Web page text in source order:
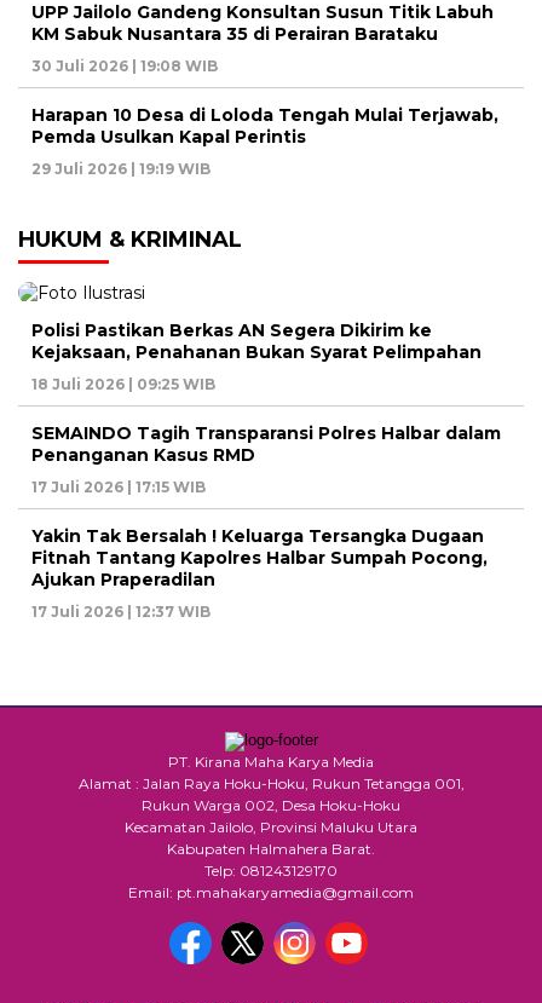
UPP Jailolo Gandeng Konsultan Susun Titik Labuh
KM Sabuk Nusantara 35 di Perairan Barataku
30 Juli 2026 | 19:08 WIB
Harapan 10 Desa di Loloda Tengah Mulai Terjawab,
Pemda Usulkan Kapal Perintis
29 Juli 2026 | 19:19 WIB
HUKUM & KRIMINAL
Polisi Pastikan Berkas AN Segera Dikirim ke
Kejaksaan, Penahanan Bukan Syarat Pelimpahan
18 Juli 2026 | 09:25 WIB
SEMAINDO Tagih Transparansi Polres Halbar dalam
Penanganan Kasus RMD
17 Juli 2026 | 17:15 WIB
Yakin Tak Bersalah ! Keluarga Tersangka Dugaan
Fitnah Tantang Kapolres Halbar Sumpah Pocong,
Ajukan Praperadilan
17 Juli 2026 | 12:37 WIB
PT. Kirana Maha Karya Media
Alamat : Jalan Raya Hoku-Hoku, Rukun Tetangga 001,
Rukun Warga 002, Desa Hoku-Hoku
Kecamatan Jailolo, Provinsi Maluku Utara
Kabupaten Halmahera Barat.
Telp: 081243129170
Email: pt.mahakaryamedia@gmail.com